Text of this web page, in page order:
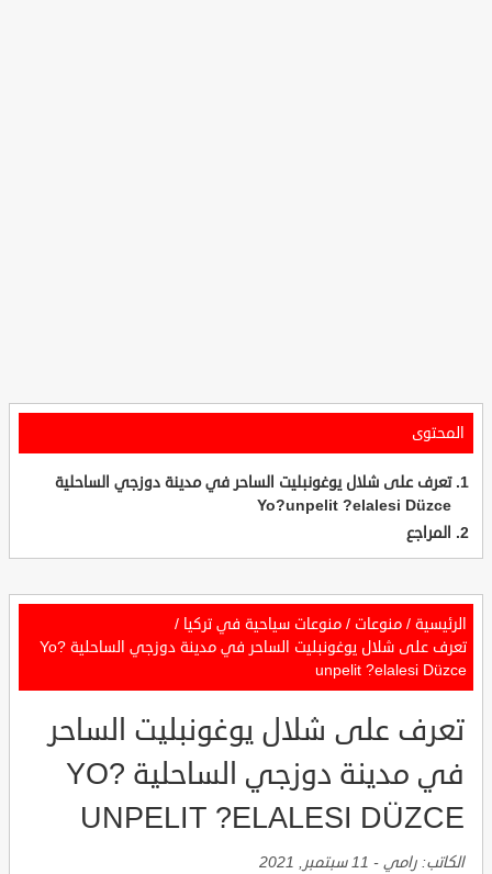
المحتوى
تعرف على شلال يوغونبليت الساحر في مدينة دوزجي الساحلية
Yo?unpelit ?elalesi Düzce
المراجع
الرئيسية / منوعات / منوعات سياحية في تركيا /
تعرف على شلال يوغونبليت الساحر في مدينة دوزجي الساحلية Yo?
unpelit ?elalesi Düzce
تعرف على شلال يوغونبليت الساحر
في مدينة دوزجي الساحلية YO?
UNPELIT ?ELALESI DÜZCE
الكاتب: رامي - 11 سبتمبر, 2021